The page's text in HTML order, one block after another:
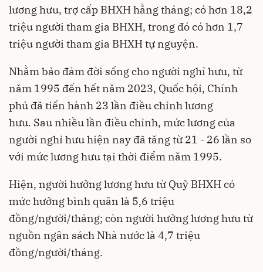
lương hưu, trợ cấp BHXH hằng tháng; có hơn 18,2
triệu người tham gia BHXH, trong đó có hơn 1,7
triệu người tham gia BHXH tự nguyện.
Nhằm bảo đảm đời sống cho người nghỉ hưu, từ
năm 1995 đến hết năm 2023, Quốc hội, Chính
phủ đã tiến hành 23 lần điều chỉnh lương
hưu. Sau nhiều lần điều chỉnh, mức lương của
người nghỉ hưu hiện nay đã tăng từ 21 - 26 lần so
với mức lương hưu tại thời điểm năm 1995.
Hiện, người hưởng lương hưu từ Quỹ BHXH có
mức hưởng bình quân là 5,6 triệu
đồng/người/tháng; còn người hưởng lương hưu từ
nguồn ngân sách Nhà nước là 4,7 triệu
đồng/người/tháng.